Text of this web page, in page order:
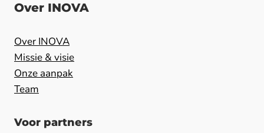
Over INOVA
Over INOVA
Missie & visie
Onze aanpak
Team
Voor partners